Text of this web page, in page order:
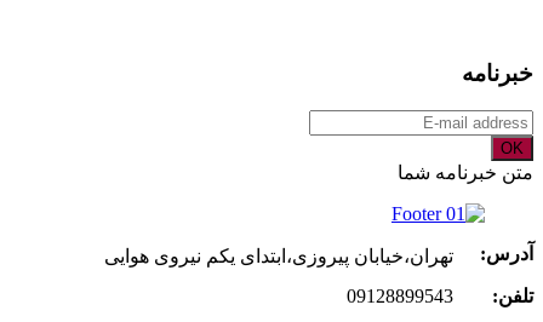
خبرنامه
OK
متن خبرنامه شما
آدرس:
تهران،خیابان پیروزی،ابتدای یکم نیروی هوایی
تلفن:
09128899543